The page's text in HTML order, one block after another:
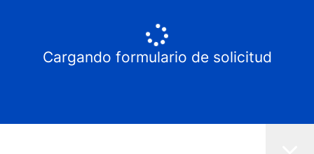
Cargando formulario de solicitud